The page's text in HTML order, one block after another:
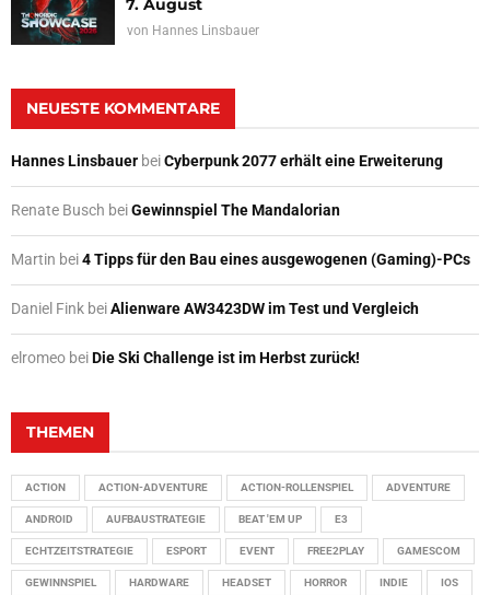
7. August
von Hannes Linsbauer
NEUESTE KOMMENTARE
Hannes Linsbauer beiCyberpunk 2077 erhält eine Erweiterung
Renate Busch beiGewinnspiel The Mandalorian
Martin bei4 Tipps für den Bau eines ausgewogenen (Gaming)-PCs
Daniel Fink beiAlienware AW3423DW im Test und Vergleich
elromeo beiDie Ski Challenge ist im Herbst zurück!
THEMEN
ACTION ACTION-ADVENTURE ACTION-ROLLENSPIEL ADVENTURE
ANDROID AUFBAUSTRATEGIE BEAT 'EM UP E3
ECHTZEITSTRATEGIE ESPORT EVENT FREE2PLAY GAMESCOM
GEWINNSPIEL HARDWARE HEADSET HORROR INDIE IOS